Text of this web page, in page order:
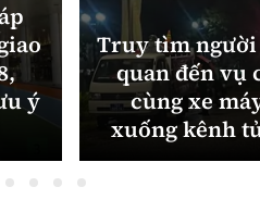
ý
Truy tìm
quan đến vụ
cùng xe
xuống kênh